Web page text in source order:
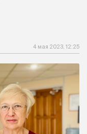
4 мая 2023, 12:25